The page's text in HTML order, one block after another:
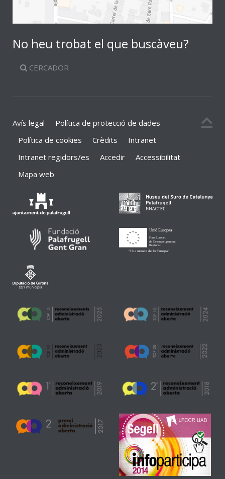
No heu trobat el que buscàveu?
CERCADOR
Avís legal
Política de protecció de dades
Política de cookies
Crèdits
Intranet
Intranet regidors/es
Accedir
Accessibilitat
Mapa web